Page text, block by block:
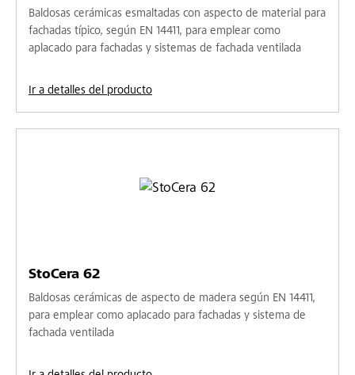
Baldosas cerámicas esmaltadas con aspecto de material para
fachadas típico, según EN 14411, para emplear como
aplacado para fachadas y sistemas de fachada ventilada
Ir a detalles del producto
StoCera 62
Baldosas cerámicas de aspecto de madera según EN 14411,
para emplear como aplacado para fachadas y sistema de
fachada ventilada